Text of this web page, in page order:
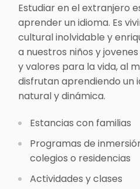
Estudiar en el extranjero
aprender un idioma. Es
cultural inolvidable y
a nuestros niños y
y valores para la vida, al
disfrutan aprendiendo un
natural y dinámica.
Estancias con familias
Programas de
colegios o residencias
Actividades y clases